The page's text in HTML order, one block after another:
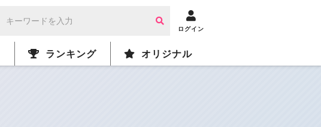
ログイン
ランキング オリジナル